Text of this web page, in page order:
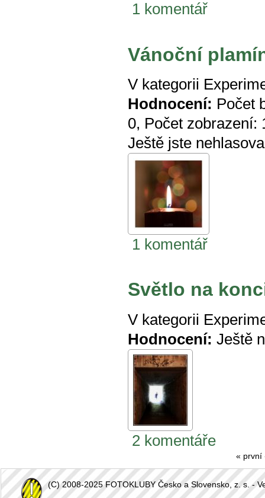
1 komentář
Vánoční
V kategorii
Hodnocení: Počet
0, Počet zobrazení:
Ještě jste
1 komentář
Světlo na
V kategorii
Hodnocení: Ještě
2 komentáře
« první
(C) 2008-2025 FOTOKLUBY Česko a Slovensko, z. s. -